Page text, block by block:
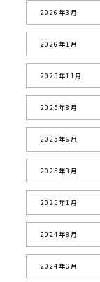
2026年3月
2026年1月
2025年11月
2025年8月
2025年6月
2025年3月
2025年1月
2024年8月
2024年6月